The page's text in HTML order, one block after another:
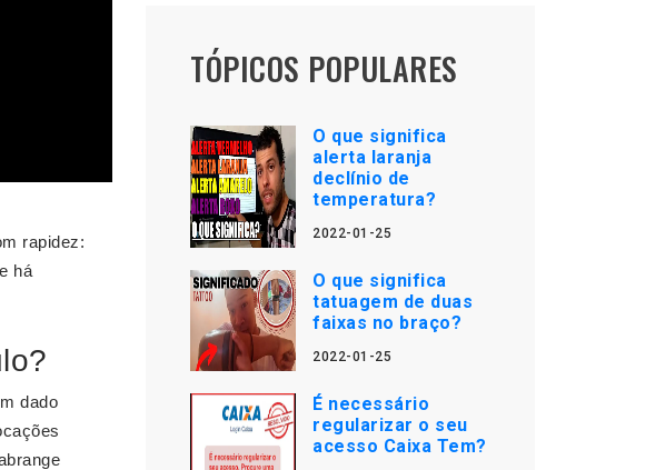
rapidez:
há
dado
TÓPICOS POPULARES
O que significa
alerta laranja
declínio de
temperatura?
2022-01-25
O que significa
tatuagem de duas
faixas no braço?
2022-01-25
É necessário
regularizar o seu
acesso Caixa Tem?